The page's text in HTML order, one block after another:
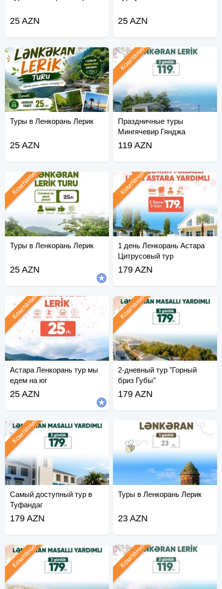
25 AZN 25 AZN
Туры в Ленкорань Лерик
25 AZN
Праздничные туры
Мингячевир Гянджа
Гейгель
Компания
119 AZN
Туры в Ленкорань Лерик
Компания
25 AZN
1 день Ленкорань Астара
Цитрусовый тур
Компания
179 AZN
Астара Ленкорань тур мы
едем на юг
Компания
25 AZN
2-дневный тур "Горный
бриз Губы"
Компания
179 AZN
Самый доступный тур в
Туфандаг
Компания
179 AZN
Туры в Ленкорань Лерик
23 AZN
Компания Компания